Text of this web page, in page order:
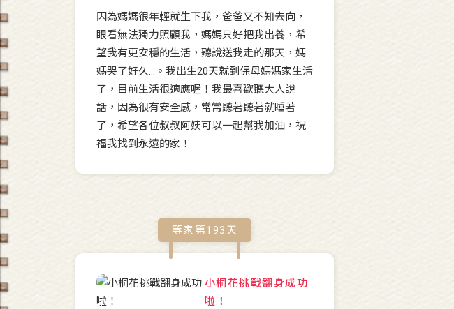
因為媽媽很年輕就生下我，爸爸又不知去向，
眼看無法獨力照顧我，媽媽只好把我出養，希
望我有更安穩的生活，聽說送我走的那天，媽
媽哭了好久...。我出生20天就到保母媽媽家生活
了，目前生活很適應喔！我最喜歡聽大人說
話，因為很有安全感，常常聽著聽著就睡著
了，希望各位叔叔阿姨可以一起幫我加油，祝
福我找到永遠的家！
等家第193 天
小桐花挑戰翻身成功
啦！